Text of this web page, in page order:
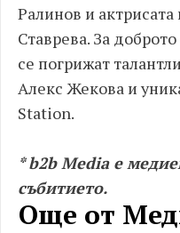
Ралинов и
Ставрева. За
се погрижат
Алекс Жекова и
Station.
* b2b Media е
събитието.
Още от